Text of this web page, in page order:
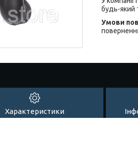
будь-який
Характеристики